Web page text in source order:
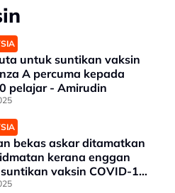
untuk suntikan vaksin
A percuma kepada
pelajar - Amirudin
bekas askar ditamatkan
kerana enggan
vaksin COVID-19